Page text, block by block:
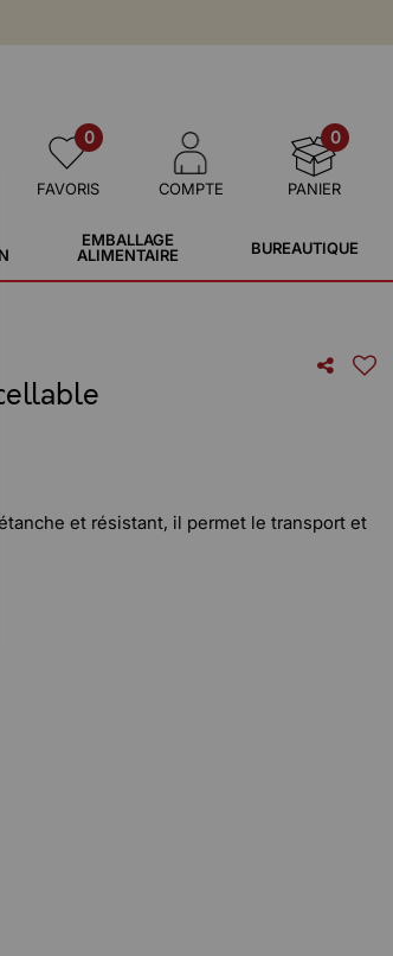
0
FAVORIS COMPTE
0
PANIER
EMBALLAGE
ALIMENTAIRE
BUREAUTIQUE
et résistant, il permet le transport et